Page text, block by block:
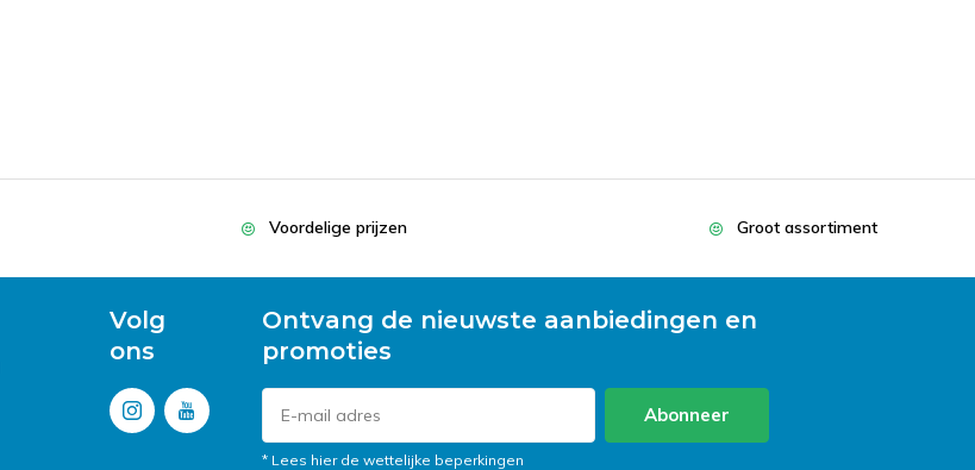
Voordelige prijzen Groot assortiment
Volg
ons
Ontvang de nieuwste aanbiedingen en
promoties
Abonneer
* Lees hier de wettelijke beperkingen